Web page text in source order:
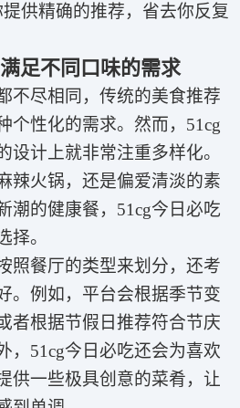
供精确的推荐，省去你反复
足不同口味的需求
不尽相同，传统的美食推荐
个性化的需求。然而，51cg
设计上就非常注重多样化。
辣火锅，还是偏爱清淡的素
潮的健康餐，51cg今日必吃
择。
照餐厅的类型来划分，还考
。例如，平台会根据季节变
者根据节假日推荐符合节庆
，51cg今日必吃还会为喜欢
供一些极具创意的菜肴，让